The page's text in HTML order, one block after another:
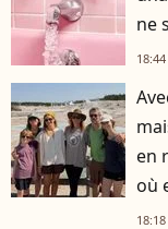
ne
18:44
en
où
18:18